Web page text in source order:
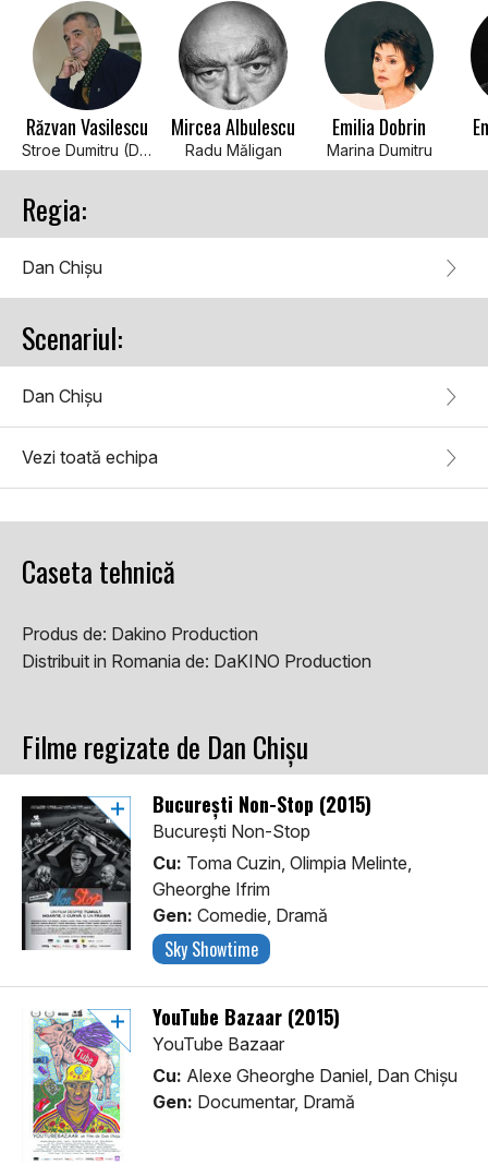
Răzvan Vasilescu
Stroe Dumitru (Ducu)
Mircea Albulescu
Radu Măligan
Emilia Dobrin
Marina Dumitru
Regia:
Dan Chișu
Scenariul:
Dan Chișu
Vezi toată echipa
Caseta tehnică
Produs de: Dakino Production
Distribuit in Romania de: DaKINO Production
Filme regizate de Dan Chișu
București Non-Stop (2015)
București Non-Stop
Cu: Toma Cuzin, Olimpia Melinte,
Gheorghe Ifrim
Gen: Comedie, Dramă
Sky Showtime
YouTube Bazaar (2015)
YouTube Bazaar
Cu: Alexe Gheorghe Daniel, Dan Chișu
Gen: Documentar, Dramă